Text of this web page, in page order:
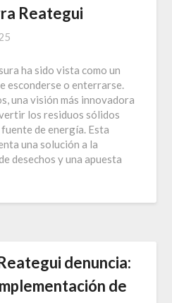
Reategui
ha sido vista como un
esconderse o enterrarse.
una visión más innovadora
los residuos sólidos
de energía. Esta
una solución a la
desechos y una apuesta
denuncia:
de